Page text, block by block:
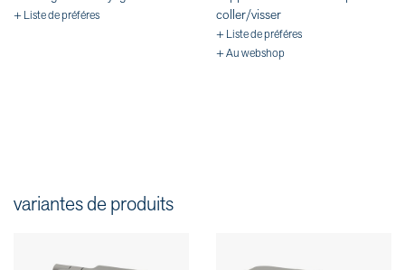
+ Liste de préféres
coller/visser
+ Liste de préféres
+ Au webshop
variantes de produits